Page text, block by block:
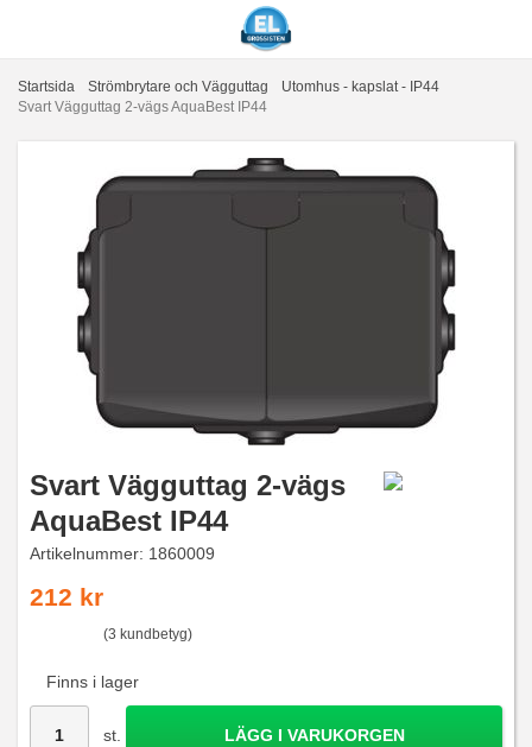
Startsida Strömbrytare och Vägguttag
Utomhus - kapslat - IP44
Svart Vägguttag 2-vägs AquaBest IP44
Svart Vägguttag 2-vägs
AquaBest IP44
Artikelnummer: 1860009
212 kr
(3 kundbetyg)
Finns i lager
st. LÄGG I VARUKORGEN